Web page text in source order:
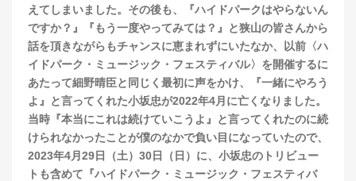
えてしまいました。その後も、『ハイドパークはやらないん
ですか？』『もう一度やってみては？』と狭山の皆さんから
話を頂きながらもチャンスに恵まれずにいたなか、以前〈ハ
イドパーク・ミュージック・フェスティバル〉を開催するに
あたって細野晴臣と同じく最初に声をかけ、『一緒にやろう
よ』と言ってくれた小坂忠が2022年4月に亡くなりました。
当時『本当にこれは続けていこうよ』と言ってくれたのに続
けられなかったことが僕のなかで負い目になっていたので、
2023年4月29日（土）30日（日）に、小坂忠のトリビュー
トも含めて『ハイドパーク・ミュージック・フェスティバ